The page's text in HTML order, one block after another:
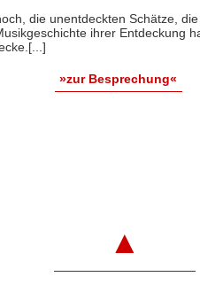
die unentdeckten Schätze,
ihrer Entdeckung
»zur Besprechung«
▲